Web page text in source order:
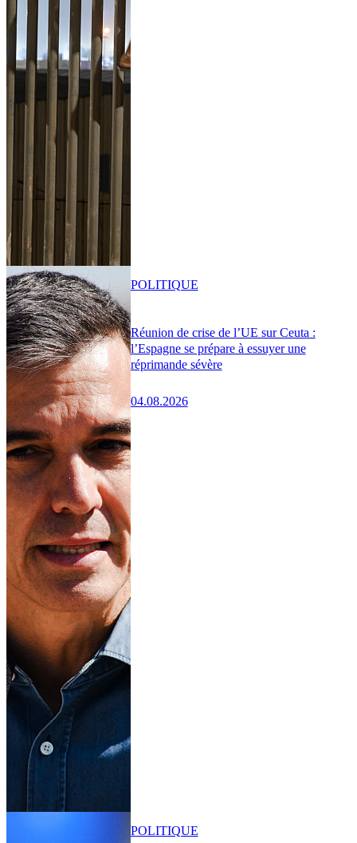
Réunion de crise de l’UE sur Ceuta :
l’Espagne se prépare à essuyer une
réprimande sévère
04.08.2026
POLITIQUE
POLITIQUE